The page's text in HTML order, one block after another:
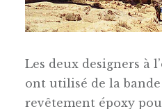
Les deux designers à
ont utilisé de la bande
revêtement époxy